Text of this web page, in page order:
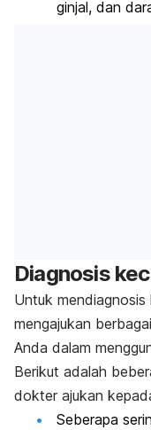
ginjal, dan
Diagnosis
Untuk
mengajukan
Anda dalam
Berikut adalah
dokter ajukan
Seberapa